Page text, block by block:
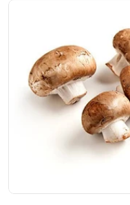
Passer
produit
Ouvrir le média 0 en